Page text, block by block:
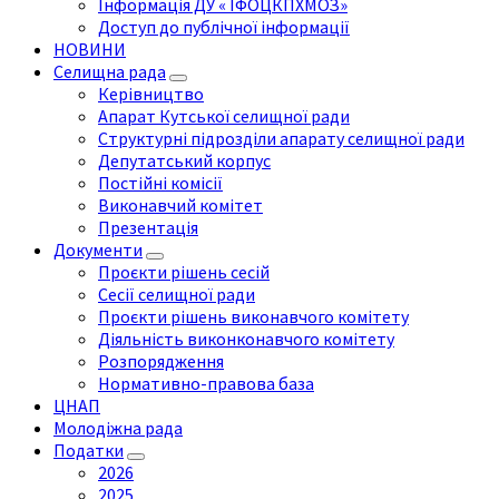
Інформація ДУ « ІФОЦКПХМОЗ»
Доступ до публічної інформації
НОВИНИ
Селищна рада
Керівництво
Апарат Кутської селищної ради
Структурні підрозділи апарату селищної ради
Депутатський корпус
Постійні комісії
Виконавчий комітет
Презентація
Документи
Проєкти рішень сесій
Сесії селищної ради
Проєкти рішень виконавчого комітету
Діяльність виконконавчого комітету
Розпорядження
Нормативно-правова база
ЦНАП
Молодіжна рада
Податки
2026
2025